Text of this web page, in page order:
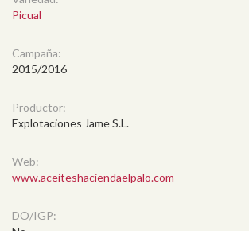
Picual
Campaña:
2015/2016
Productor:
Explotaciones Jame S.L.
Web:
www.aceiteshaciendaelpalo.com
DO/IGP: